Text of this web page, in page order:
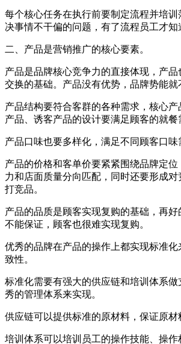
每个核心任务在执行前要制定流程并培
决事情不干偏的问题，有了流程员工才知
二、产品是营销推广的核心要素。
产品是品牌核心竞争力的直接体现，产
交换的基础。产品没有优势，品牌势能就
产品结构要符合客群的各种需求，核心
产品、诱客产品的设计要满足顾客的就餐
产品口味也要多样化，满足不同顾客口味
产品的价格和客单价要紧紧围绕品牌定
力和店面质量分向匹配，同时还要形成
打竞品。
产品的品质是顾客实现复购的基础，再
不能保证，顾客也很难实现复购。
优秀的品牌在产品的操作上都实现标准
致性。
标准化需要有强大的供应链和培训体系
秀的管理体系来实现。
供应链可以提供标准的原材料，保证原材
培训体系可以培训员工的操作技能、操